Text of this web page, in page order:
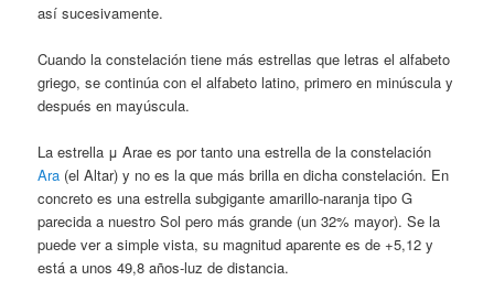
así sucesivamente.
Cuando la constelación tiene más estrellas que letras el alfabeto
griego, se continúa con el alfabeto latino, primero en minúscula y
después en mayúscula.
La estrella μ Arae es por tanto una estrella de la constelación
Ara (el Altar) y no es la que más brilla en dicha constelación. En
concreto es una estrella subgigante amarillo-naranja tipo G
parecida a nuestro Sol pero más grande (un 32% mayor). Se la
puede ver a simple vista, su magnitud aparente es de +5,12 y
está a unos 49,8 años-luz de distancia.